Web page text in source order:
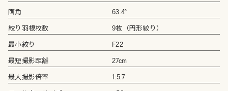
画角 63.4°
絞り羽根枚数 9枚（円形絞り）
最小絞り F22
最短撮影距離 27cm
最大撮影倍率 1:5.7